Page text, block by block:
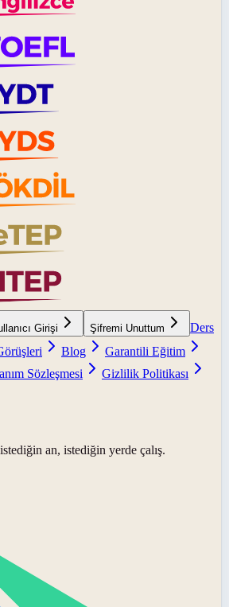
Girişi Şifremi Unuttum
Ders
Blog
Garantili Eğitim
Sözleşmesi
Gizlilik Politikası
an, istediğin yerde çalış.